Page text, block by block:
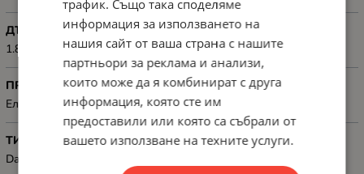
ДЪЛЖИНА, М
1.8 m
ПРЕДНАЗНАЧЕН ЗА
Електронна техника
ТИП
Data
трафик. Също така споделяме
информация за използването на
нашия сайт от ваша страна с нашите
партньори за реклама и анализи,
които може да я комбинират с друга
информация, която сте им
предоставили или която са събрали от
вашето използване на техните услуги.